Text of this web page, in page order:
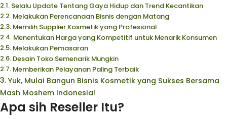
Selalu Update Tentang Gaya Hidup dan Trend Kecantikan
Melakukan Perencanaan Bisnis dengan Matang
Memilih Supplier Kosmetik yang Profesional
Menentukan Harga yang Kompetitif untuk Menarik Konsumen
Melakukan Pemasaran
Desain Toko Semenarik Mungkin
Memberikan Pelayanan Paling Terbaik
Yuk, Mulai Bangun Bisnis Kosmetik yang Sukses Bersama
Mash Moshem Indonesia!
Apa sih Reseller Itu?